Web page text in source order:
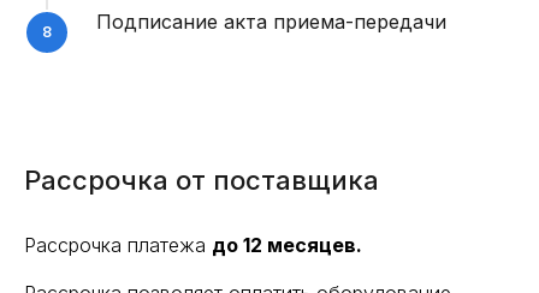
Подписание акта приема-передачи
Рассрочка от поставщика
Рассрочка платежа до 12 месяцев.